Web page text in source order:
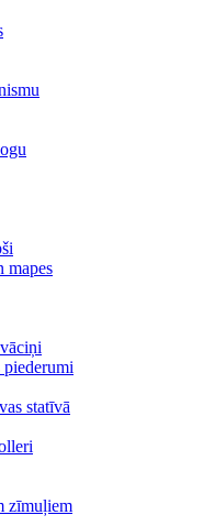
mapes
piederumi
statīvā
zīmuļiem